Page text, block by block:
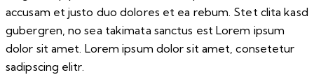
accusam et justo duo dolores et ea rebum. Stet clita kasd
gubergren, no sea takimata sanctus est Lorem ipsum
dolor sit amet. Lorem ipsum dolor sit amet, consetetur
sadipscing elitr.